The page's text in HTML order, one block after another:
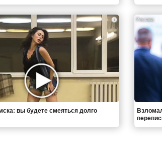
i
вы будете смеяться долго